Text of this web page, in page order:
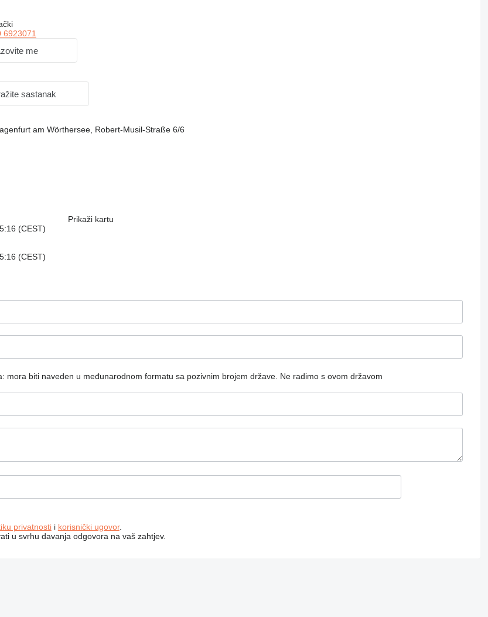
6923071
me
sastanak
am Wörthersee, Robert-Musil-Straße 6/6
Prikaži kartu
(CEST)
(CEST)
mora biti naveden u međunarodnom formatu sa pozivnim brojem države. Ne radimo s ovom državom
privatnostii korisnički ugovor.
​​u svrhu davanja odgovora na vaš zahtjev.